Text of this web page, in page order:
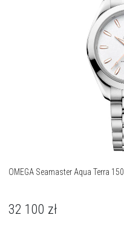
OMEGA Seamaster Aqua Terra 150
32 100 zł